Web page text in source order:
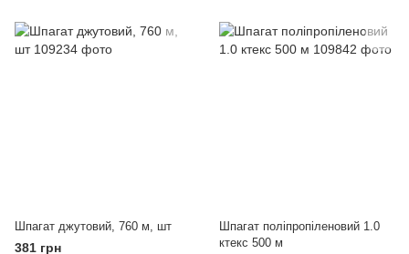
Шпагат джутовий, 760 м, шт
381 грн
Шпагат поліпропіленовий 1.0
ктекс 500 м